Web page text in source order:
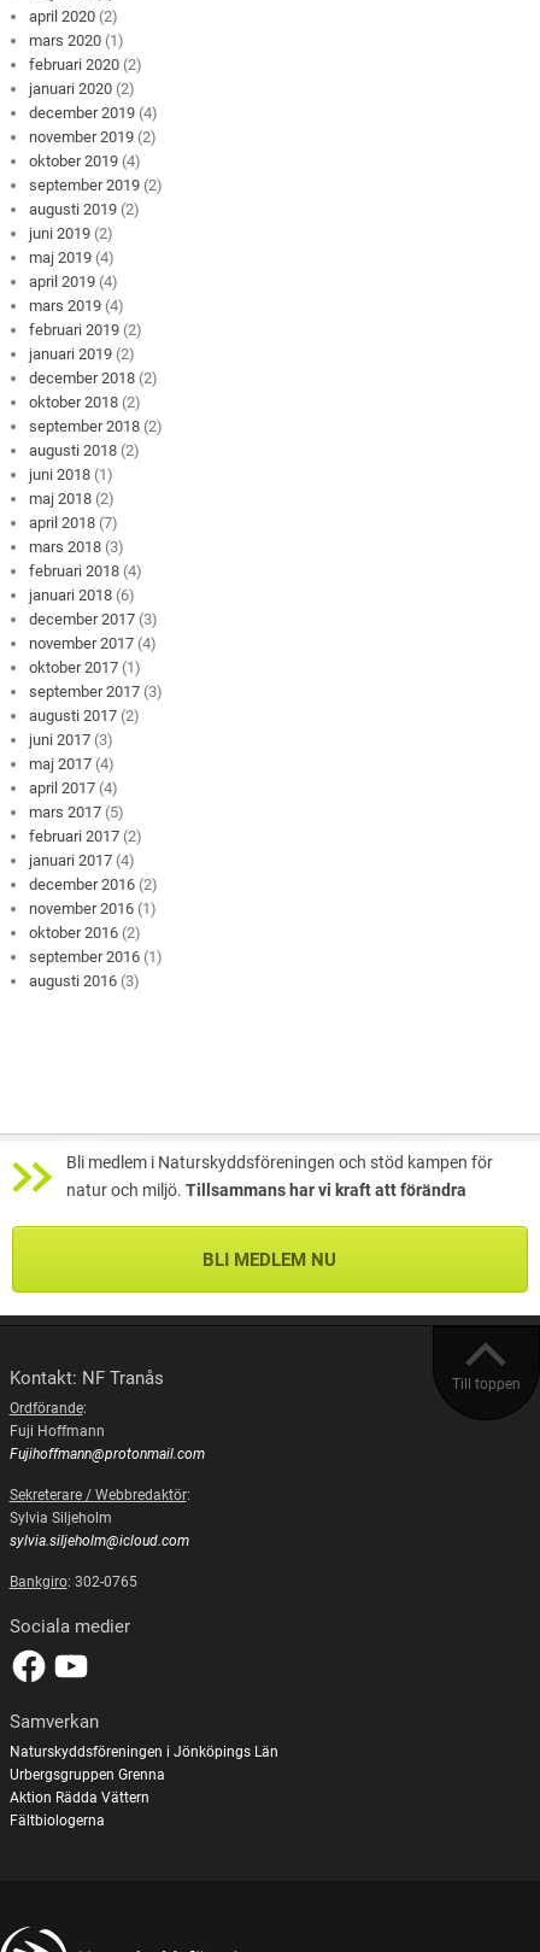
april 2020 (2)
mars 2020 (1)
februari 2020 (2)
januari 2020 (2)
december 2019 (4)
november 2019 (2)
oktober 2019 (4)
september 2019 (2)
augusti 2019 (2)
juni 2019 (2)
maj 2019 (4)
april 2019 (4)
mars 2019 (4)
februari 2019 (2)
januari 2019 (2)
december 2018 (2)
oktober 2018 (2)
september 2018 (2)
augusti 2018 (2)
juni 2018 (1)
maj 2018 (2)
april 2018 (7)
mars 2018 (3)
februari 2018 (4)
januari 2018 (6)
december 2017 (3)
november 2017 (4)
oktober 2017 (1)
september 2017 (3)
augusti 2017 (2)
juni 2017 (3)
maj 2017 (4)
april 2017 (4)
mars 2017 (5)
februari 2017 (2)
januari 2017 (4)
december 2016 (2)
november 2016 (1)
oktober 2016 (2)
september 2016 (1)
augusti 2016 (3)
Bli medlem i Naturskyddsföreningen och stöd kampen för
natur och miljö. Tillsammans har vi kraft att förändra
BLI MEDLEM NU
Till toppen
Kontakt: NF Tranås
Ordförande:
Fuji Hoffmann
Fujihoffmann@protonmail.com
Sekreterare / Webbredaktör:
Sylvia Siljeholm
sylvia.siljeholm@icloud.com
Bankgiro: 302-0765
Sociala medier
Samverkan
Naturskyddsföreningen i Jönköpings Län
Urbergsgruppen Grenna
Aktion Rädda Vättern
Fältbiologerna